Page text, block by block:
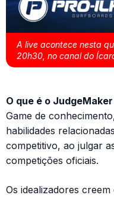
A live acontece nesta
20h30, no canal do
O que é o JudgeMaker
Game de
habilidades
competitivo, ao julgar
competições oficiais.
Os idealizadores